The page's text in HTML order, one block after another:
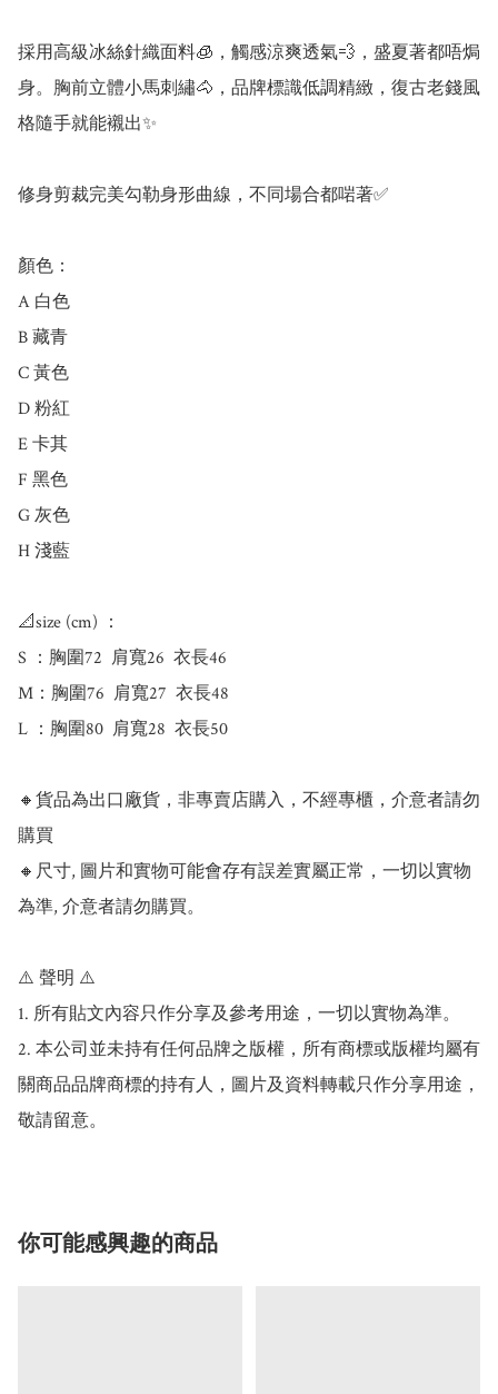
採用高級冰絲針織面料🧊，觸感涼爽透氣💨，盛夏著都唔焗
身。胸前立體小馬刺繡🐴，品牌標識低調精緻，復古老錢風
格隨手就能襯出✨
修身剪裁完美勾勒身形曲線，不同場合都啱著✅
顏色：
A 白色
B 藏青
C 黃色
D 粉紅
E 卡其
F 黑色
G 灰色
H 淺藍
📐size (cm) ：
S ：胸圍72  肩寬26  衣長46
M：胸圍76  肩寬27  衣長48
L ：胸圍80  肩寬28  衣長50
🔸貨品為出口廠貨，非專賣店購入，不經專櫃，介意者請勿
購買
🔸尺寸, 圖片和實物可能會存有誤差實屬正常，一切以實物
為準, 介意者請勿購買。
⚠️ 聲明 ⚠️
1. 所有貼文內容只作分享及參考用途，一切以實物為準。
2. 本公司並未持有任何品牌之版權，所有商標或版權均屬有
關商品品牌商標的持有人，圖片及資料轉載只作分享用途，
敬請留意。
你可能感興趣的商品